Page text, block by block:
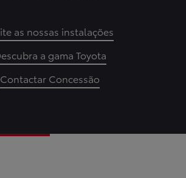
as nossas instalações
a gama Toyota
Contactar Concessão